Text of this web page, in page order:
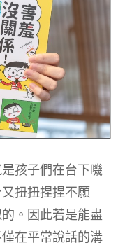
孩子們在台下嘰
扭扭捏捏不願
。因此若是能盡
僅在平常說話的溝